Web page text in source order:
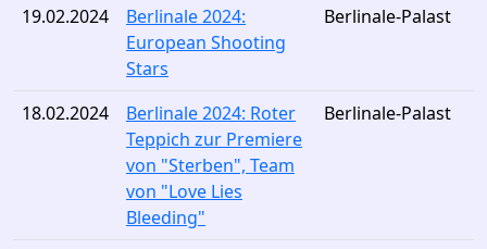
19.02.2024
Berlinale 2024:
European Shooting
Stars
Berlinale-Palast
18.02.2024
Berlinale 2024: Roter
Teppich zur Premiere
von "Sterben", Team
von "Love Lies
Bleeding"
Berlinale-Palast